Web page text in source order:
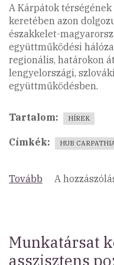
A Kárpátok
keretében azon
északkelet-
együttműködési
regionális, határokon
lengyelországi,
együttműködésben.
Tartalom HÍREK
Címkék HUB
Tovább (Vidéki
hálózata)
A
Munkatársat
asszisztens